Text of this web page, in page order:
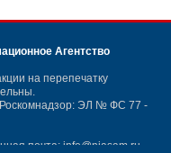
Агентство
на перепечатку
ЭЛ № ФС 77 -
почта: info@niasam.ru